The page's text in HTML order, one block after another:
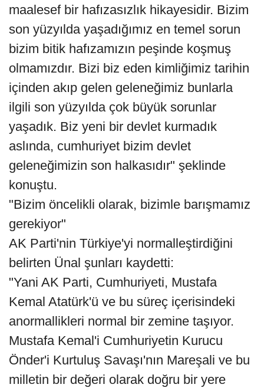
maalesef bir hafızasızlık hikayesidir. Bizim
son yüzyılda yaşadığımız en temel sorun
bizim bitik hafızamızın peşinde koşmuş
olmamızdır. Bizi biz eden kimliğimiz tarihin
içinden akıp gelen geleneğimiz bunlarla
ilgili son yüzyılda çok büyük sorunlar
yaşadık. Biz yeni bir devlet kurmadık
aslında, cumhuriyet bizim devlet
geleneğimizin son halkasıdır" şeklinde
konuştu.
"Bizim öncelikli olarak, bizimle barışmamız
gerekiyor"
AK Parti'nin Türkiye'yi normalleştirdiğini
belirten Ünal şunları kaydetti:
"Yani AK Parti, Cumhuriyeti, Mustafa
Kemal Atatürk'ü ve bu süreç içerisindeki
anormallikleri normal bir zemine taşıyor.
Mustafa Kemal'i Cumhuriyetin Kurucu
Önder'i Kurtuluş Savaşı'nın Mareşali ve bu
milletin bir değeri olarak doğru bir yere